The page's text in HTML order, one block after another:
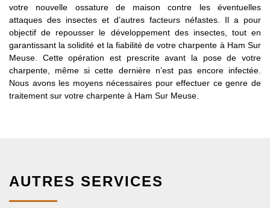
votre nouvelle ossature de maison contre les éventuelles
attaques des insectes et d’autres facteurs néfastes. Il a pour
objectif de repousser le développement des insectes, tout en
garantissant la solidité et la fiabilité de votre charpente à Ham Sur
Meuse. Cette opération est prescrite avant la pose de votre
charpente, même si cette dernière n’est pas encore infectée.
Nous avons les moyens nécessaires pour effectuer ce genre de
traitement sur votre charpente à Ham Sur Meuse.
AUTRES SERVICES